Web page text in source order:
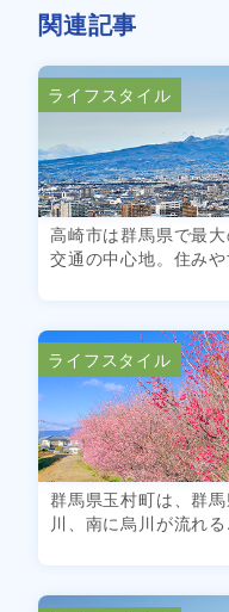
関連記事
ライフスタイル
高崎市は群馬県で最
交通の中心地。住み
ライフスタイル
群馬県玉村町は、群
川、南に烏川が流れ